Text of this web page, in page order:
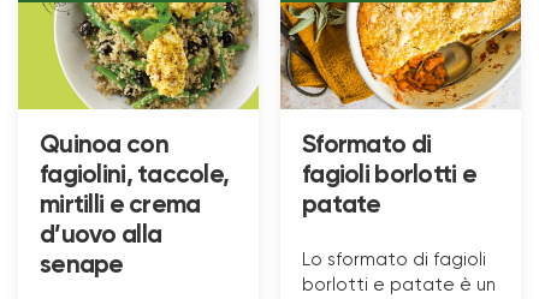
Quinoa con
fagiolini, taccole,
mirtilli e crema
d’uovo alla
senape
Sformato di
fagioli borlotti e
patate
Lo sformato di fagioli
borlotti e patate è un